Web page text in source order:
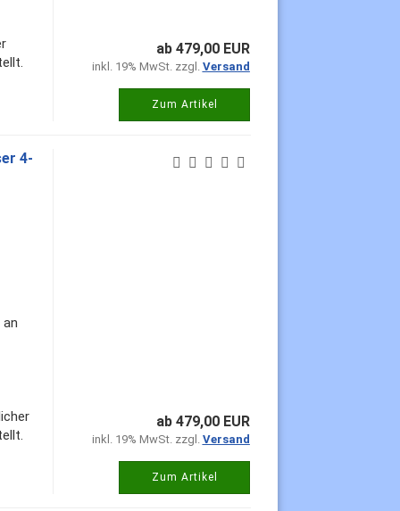
ab 479,00 EUR
inkl. 19% MwSt. zzgl. Versand
Zum Artikel
4-
ab 479,00 EUR
inkl. 19% MwSt. zzgl. Versand
Zum Artikel